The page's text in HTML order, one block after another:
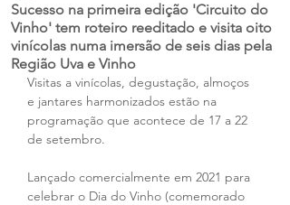
Sucesso na primeira edição 'Circuito do
Vinho' tem roteiro reeditado e visita oito
vinícolas numa imersão de seis dias pela
Região Uva e Vinho
Visitas a vinícolas, degustação, almoços
e jantares harmonizados estão na
programação que acontece de 17 a 22
de setembro.
Lançado comercialmente em 2021 para
celebrar o Dia do Vinho (comemorado